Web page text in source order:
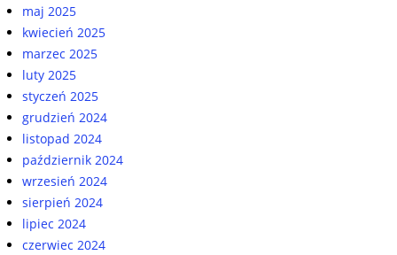
maj 2025
kwiecień 2025
marzec 2025
luty 2025
styczeń 2025
grudzień 2024
listopad 2024
październik 2024
wrzesień 2024
sierpień 2024
lipiec 2024
czerwiec 2024